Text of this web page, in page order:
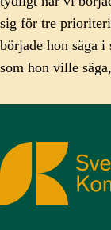
sig för tre
började hon säga
som hon ville
Sveriges